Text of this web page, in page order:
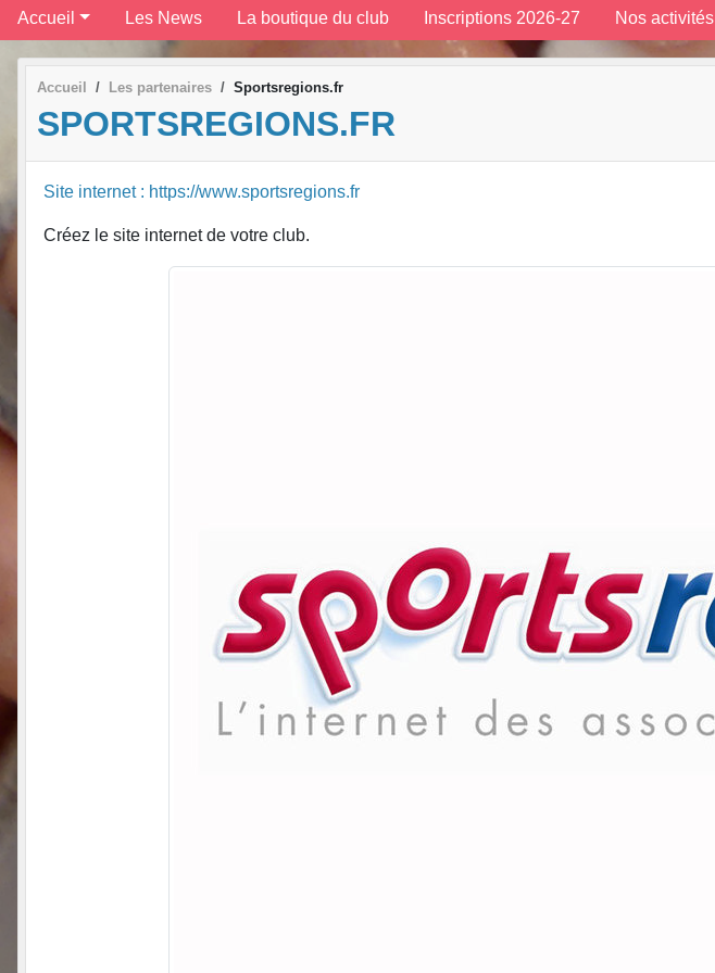
Accueil Les News La boutique du club Inscriptions 2026-27 Nos activités
Accueil Les partenaires Sportsregions.fr
SPORTSREGIONS.FR
Site internet : https://www.sportsregions.fr
Créez le site internet de votre club.